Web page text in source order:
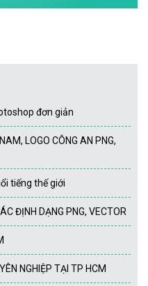
đơn giản
LOGO CÔNG AN PNG,
tiếng thế giới
ĐỊNH DẠNG PNG, VECTOR
NGHIỆP TẠI TP HCM